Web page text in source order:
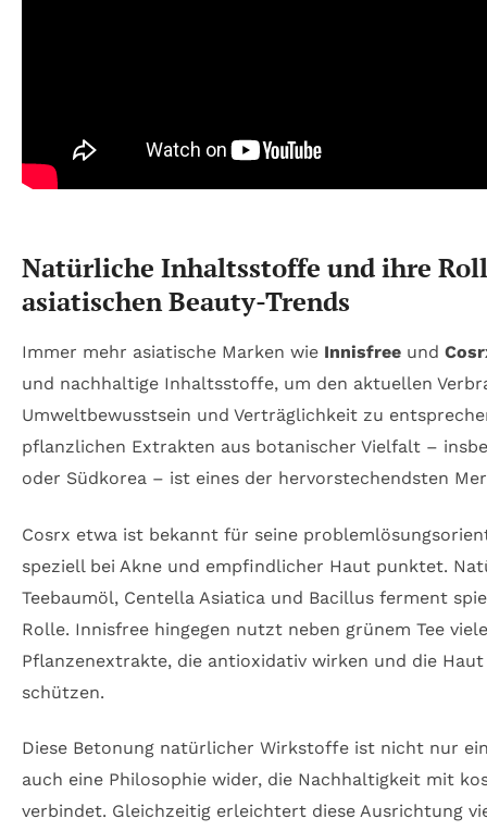
Natürliche Inhaltsstoffe und ihre
asiatischen Beauty-Trends
Immer mehr asiatische Marken wie Innisfree und
und nachhaltige Inhaltsstoffe, um den aktuellen
Umweltbewusstsein und Verträglichkeit zu
pflanzlichen Extrakten aus botanischer Vielfalt –
oder Südkorea – ist eines der hervorstechendsten
Cosrx etwa ist bekannt für seine
speziell bei Akne und empfindlicher Haut punktet.
Teebaumöl, Centella Asiatica und Bacillus ferment
Rolle. Innisfree hingegen nutzt neben grünem Tee
Pflanzenextrakte, die antioxidativ wirken und die
schützen.
Diese Betonung natürlicher Wirkstoffe ist nicht nur
auch eine Philosophie wider, die Nachhaltigkeit mit
verbindet. Gleichzeitig erleichtert diese Ausrichtung